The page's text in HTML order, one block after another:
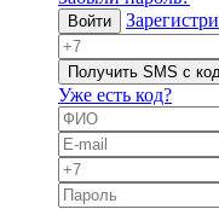
Войти
Получить SMS с
Уже есть код?